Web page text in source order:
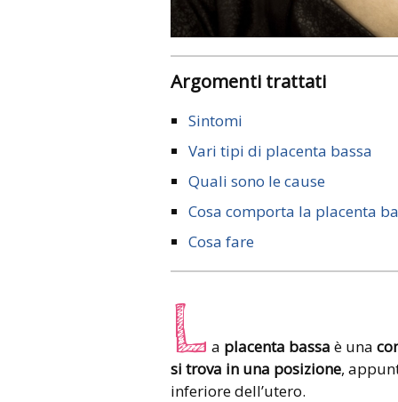
Argomenti trattati
Sintomi
Vari tipi di placenta bassa
Quali sono le cause
Cosa comporta la placenta
Cosa fare
L a placenta bassa è una
si trova in una posizione,
inferiore dell’utero.